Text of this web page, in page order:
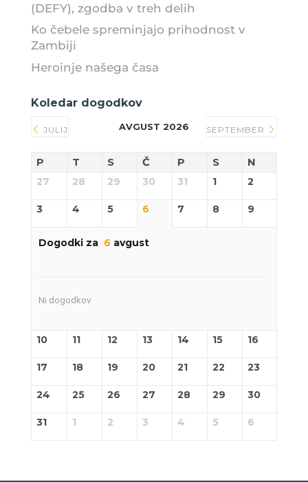
(DEFY), zgodba v treh delih
Ko čebele spreminjajo prihodnost v
Zambiji
Heroinje našega časa
Koledar dogodkov
JULIJ AVGUST 2026 SEPTEMBER
P T S Č P S N
27 28 29 30 31 1 2
3 4 5 6 7 8 9
Dogodki za 6 avgust
Ni dogodkov
10 11 12 13 14 15 16
17 18 19 20 21 22 23
24 25 26 27 28 29 30
31 1 2 3 4 5 6